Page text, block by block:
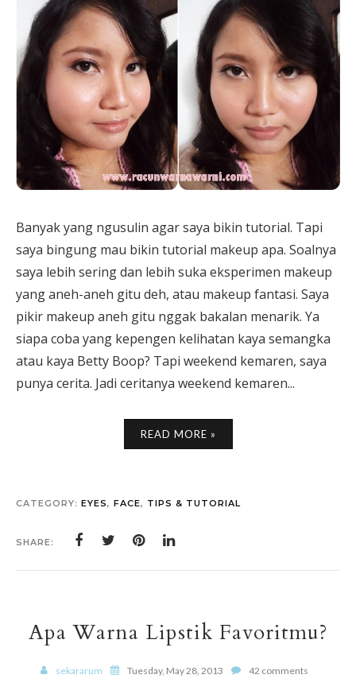
Banyak yang ngusulin agar saya bikin tutorial. Tapi
saya bingung mau bikin tutorial makeup apa. Soalnya
saya lebih sering dan lebih suka eksperimen makeup
yang aneh-aneh gitu deh, atau makeup fantasi. Saya
pikir makeup aneh gitu nggak bakalan menarik. Ya
siapa coba yang kepengen kelihatan kaya semangka
atau kaya Betty Boop? Tapi weekend kemaren, saya
punya cerita. Jadi ceritanya weekend kemaren...
READ MORE »
CATEGORY: EYES, FACE, TIPS & TUTORIAL
SHARE:
Apa Warna Lipstik Favoritmu?
sekararum Tuesday, May 28, 2013 42 comments